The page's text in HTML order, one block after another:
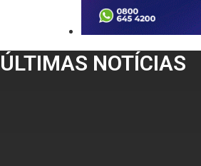
ÚLTIMAS NOTÍCIAS